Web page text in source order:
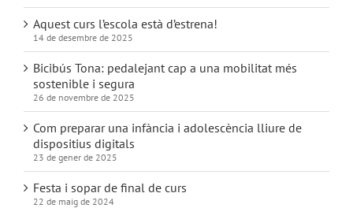
Aquest curs l’escola està d’estrena!
14 de desembre de 2025
Bicibús Tona: pedalejant cap a una mobilitat més
sostenible i segura
26 de novembre de 2025
Com preparar una infància i adolescència lliure de
dispositius digitals
23 de gener de 2025
Festa i sopar de final de curs
22 de maig de 2024